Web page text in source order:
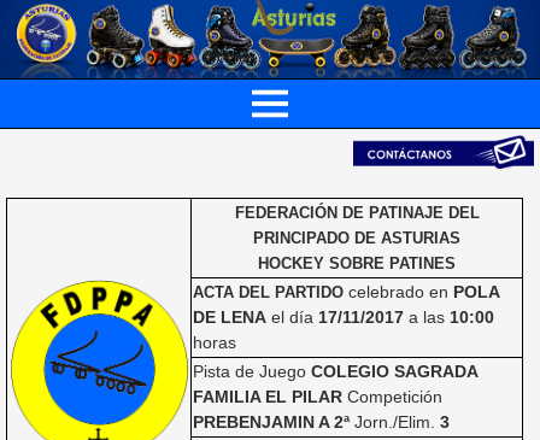
FEDERACIÓN DE PATINAJE DEL
PRINCIPADO DE ASTURIAS
HOCKEY SOBRE PATINES
ACTA DEL PARTIDO celebrado en POLA
DE LENA el día17/11/2017 a las10:00
horas
Pista de JuegoCOLEGIO SAGRADA
FAMILIA EL PILAR Competición
PREBENJAMIN A 2ªJorn./Elim.3